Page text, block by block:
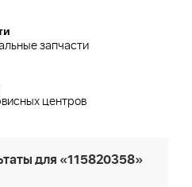
запчасти
центров
для «115820358»